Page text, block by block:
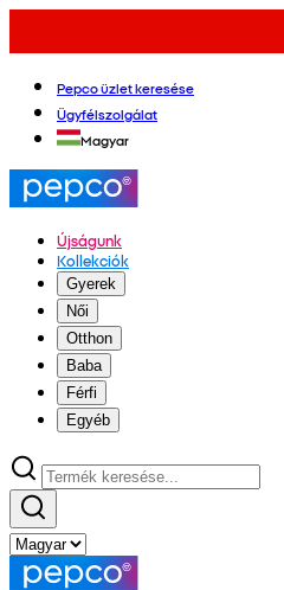
Pepco üzlet keresése
Ügyfélszolgálat
Magyar
Újságunk
Kollekciók
Gyerek
Női
Otthon
Baba
Férfi
Egyéb